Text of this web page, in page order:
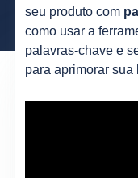
seu produto com
como usar a
palavras-chave e
para aprimorar sua